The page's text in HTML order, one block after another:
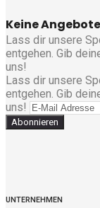
Keine
Lass dir unsere
entgehen. Gib
uns!
Lass dir unsere
entgehen. Gib
uns!
Abonnieren
UNTERNEHMEN